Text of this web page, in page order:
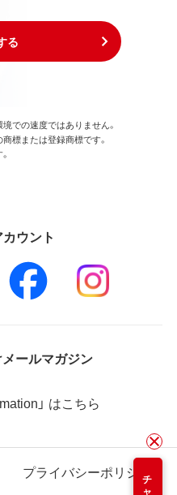
る
での速度ではありません。
標または登録商標です。
ウント
ールマガジン
」 はこちら
プライバシーポリシー